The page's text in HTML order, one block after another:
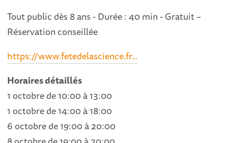
Tout public dès 8 ans - Durée : 40 min - Gratuit –
Réservation conseillée
https://www.fetedelascience.fr...
Horaires détaillés
1 octobre de 10:00 à 13:00
1 octobre de 14:00 à 18:00
6 octobre de 19:00 à 20:00